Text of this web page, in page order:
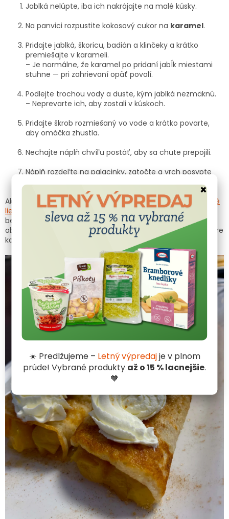
Jablká nelúpte, iba ich nakrájajte na malé kúsky.
Na panvici rozpustite kokosový cukor na karamel.
Pridajte jablká, škoricu, badián a klinčeky a krátko
premiešajte v karameli.
– Je normálne, že karamel po pridaní jabĺk miestami
stuhne — pri zahrievaní opäť povolí.
Podlejte trochou vody a duste, kým jablká nezmäknú.
– Neprevarte ich, aby zostali v kúskoch.
Pridajte škrob rozmiešaný vo vode a krátko povarte,
aby omáčka zhustla.
Nechajte náplň chvíľu postáť, aby sa chute prepojili.
Náplň rozdeľte na palacinky, zatočte a vrch posypte
Ak máte radi sladké, pozrite si tiež náš recept nabezlepkové
lievancealebo tortyna každú príležitosť. V našom
bezlepkovom receptári nájdete aj slané jedlá, napríklad
obľúbenú
bezlepkovú pizzu. S nami je bezlepkové varenie pre
každého!
×
☀️ Predlžujeme – Letný výpredajje v plnom
prúde! Vybrané produkty až o 15 % lacnejšie.
🧡